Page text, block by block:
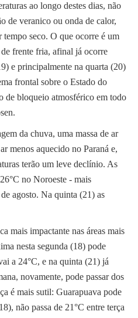
ao longo destes dias, não
de veranico ou onda de calor,
tempo seco. O que ocorre é um
frente fria, afinal já ocorre
e principalmente na quarta (20)
frontal sobre o Estado do
de bloqueio atmosférico em todo
da chuva, uma massa de ar
menos aquecido no Paraná e,
terão um leve declínio. As
no Noroeste - mais
agosto. Na quinta (21) as
mais impactante nas áreas mais
nesta segunda (18) pode
a 24°C, e na quinta (21) já
novamente, pode passar dos
é mais sutil: Guarapuava pode
não passa de 21°C entre terça